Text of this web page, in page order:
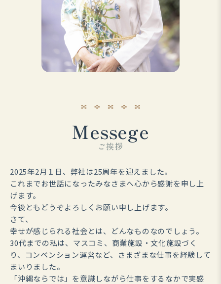
Messege
ご挨拶
2025年2月１日、弊社は25周年を迎えました。
これまでお世話になったみなさまへ心から感謝を申し上
げます。
今後ともどうぞよろしくお願い申し上げます。
さて、
幸せが感じられる社会とは、どんなものなのでしょう。
30代までの私は、マスコミ、商業施設・文化施設づく
り、コンベンション運営など、さまざまな仕事を経験して
まいりました。
「沖縄ならでは」を意識しながら仕事をするなかで実感